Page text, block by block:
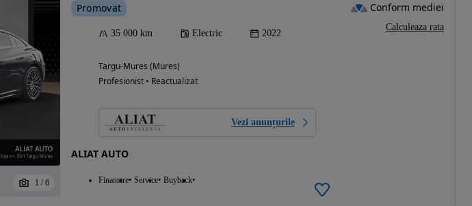
1 / 6
Promovat
35 000 km Electric 2022
Targu-Mures (Mures)
Profesionist • Reactualizat
Vezi anunțurile
ALIAT AUTO
Finantare Service Buyback
Conform mediei
Calculeaza rata